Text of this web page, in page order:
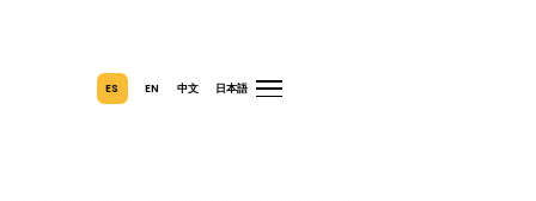
ES 中文 日本語